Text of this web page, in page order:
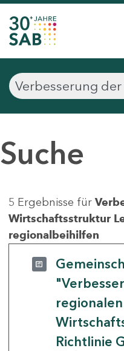
Suche
5 Ergebnisse für
Wirtschaftsstruktur
regionalbeihilfen
regionalen
Richtlinie